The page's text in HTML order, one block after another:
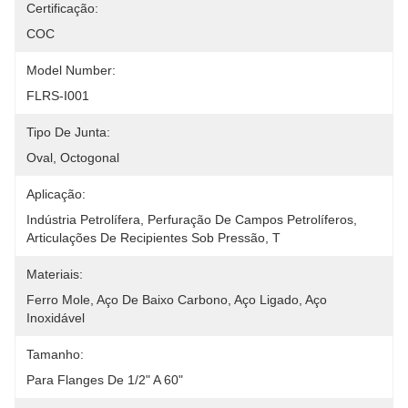
Certificação:
COC
Model Number:
FLRS-I001
Tipo De Junta:
Oval, Octogonal
Aplicação:
Indústria Petrolífera, Perfuração De Campos Petrolíferos,
Articulações De Recipientes Sob Pressão, T
Materiais:
Ferro Mole, Aço De Baixo Carbono, Aço Ligado, Aço
Inoxidável
Tamanho:
Para Flanges De 1/2" A 60"